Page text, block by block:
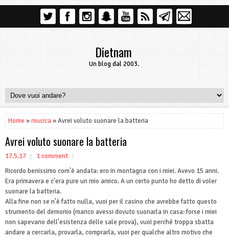
Dietnam
Un blog dal 2003.
Home »musica» Avrei voluto suonare la batteria
Avrei voluto suonare la batteria
17.5.17
1 comment
Ricordo benissimo com'è andata: ero in montagna con i miei. Avevo 15 anni.
Era primavera e c'era pure un mio amico. A un certo punto ho detto di voler
suonare la batteria.
Alla fine non se n'è fatto nulla, vuoi per il casino che avrebbe fatto questo
strumento del demonio (manco avessi dovuto suonarla in casa: forse i miei
non sapevano dell'esistenza delle sale prova), vuoi perché troppa sbatta
andare a cercarla, provarla, comprarla, vuoi per qualche altro motivo che